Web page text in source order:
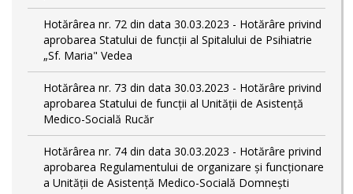
Hotărârea nr. 72 din data 30.03.2023 - Hotărâre privind
aprobarea Statului de funcţii al Spitalului de Psihiatrie
„Sf. Maria" Vedea
Hotărârea nr. 73 din data 30.03.2023 - Hotărâre privind
aprobarea Statului de funcții al Unității de Asistență
Medico-Socială Rucăr
Hotărârea nr. 74 din data 30.03.2023 - Hotărâre privind
aprobarea Regulamentului de organizare și funcționare
a Unității de Asistență Medico-Socială Domnești